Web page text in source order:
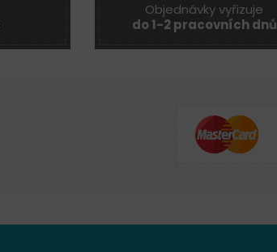
Objednávky vyřizuje
do 1-2 pracovních dnů